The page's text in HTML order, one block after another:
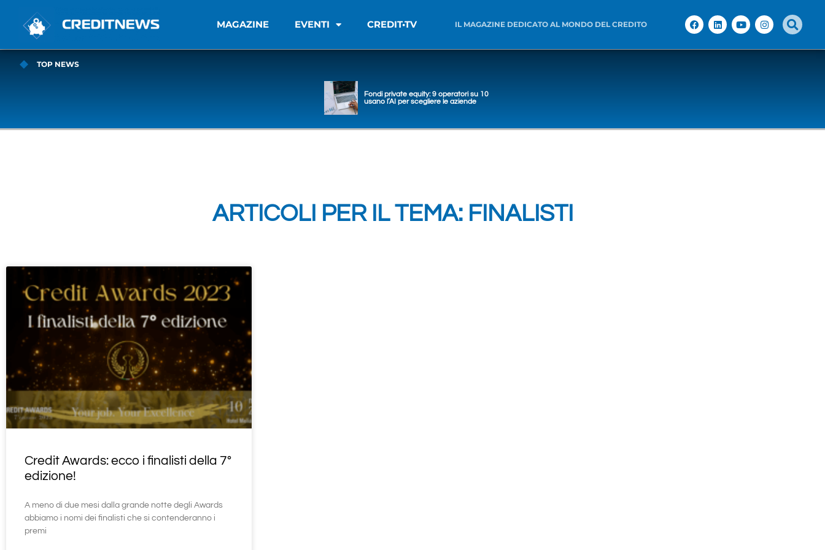
MAGAZINE EVENTI CREDIT•TV IL MAGAZINE DEDICATO AL MONDO DEL CREDITO
TOP NEWS
Fondi private equity: 9 operatori su 10
usano l’AI per scegliere le aziende
ARTICOLI PER IL TEMA: FINALISTI
Credit Awards: ecco i finalisti della 7°
edizione!
A meno di due mesi dalla grande notte degli Awards
abbiamo i nomi dei finalisti che si contenderanno i
premi